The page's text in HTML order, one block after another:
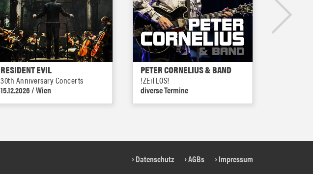
RESIDENT EVIL
30th Anniversary Concerts
15.12.2026 / Wien
PETER CORNELIUS & BAND
!ZEiTLOS!
diverse Termine
Datenschutz AGBs Impressum